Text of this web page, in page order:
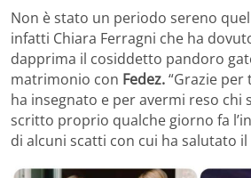
Non è stato un periodo sereno
infatti Chiara Ferragni che ha
dapprima il cosiddetto pandoro
matrimonio con Fedez.“Grazie per
ha insegnato e per avermi reso chi
scritto proprio qualche giorno fa
di alcuni scatti con cui ha salutato il